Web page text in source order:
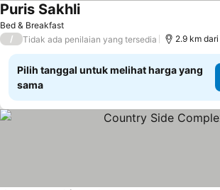
Bed & Breakfast
Puris Sakhli
/ Tidak ada penilaian yang tersedia 2.9 km
Pilih tanggal untuk melihat harga yang
sama